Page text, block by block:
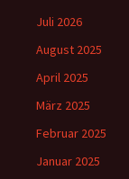
Juli 2026
August 2025
April 2025
März 2025
Februar 2025
Januar 2025